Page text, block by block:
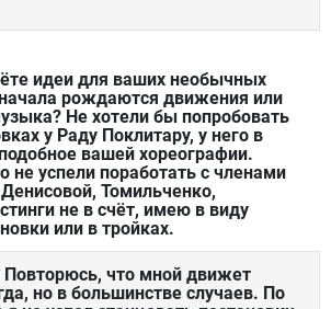
идеи для ваших необычных
рождаются движения или
Не хотели бы попробовать
у Раду Поклитару, у него в
вашей хореографии.
не успели поработать с членами
Томильченко,
не в счёт, имею в виду
или в тройках.
Повторюсь, что мной движет
но в большинстве случаев. По